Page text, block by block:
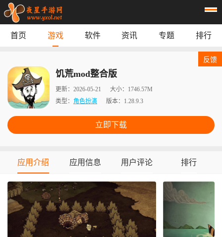
专题 榜单
首页 游戏 软件 资讯 专题 排行
饥荒mod整合版
更新： 2026-05-21 大小： 1746.57M
类型： 角色扮演 版本： 1.28.9.3
立即下载
反馈
应用介绍 应用信息 用户评论 排行